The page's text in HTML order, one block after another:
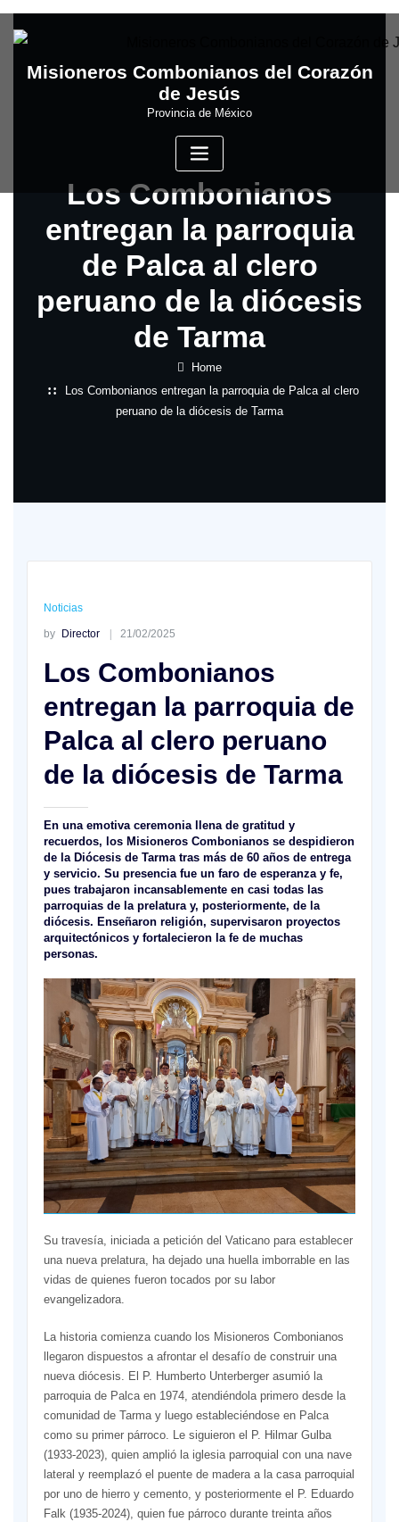
to
Misioneros Combonianos del Corazón
de Jesús
Provincia de México
Los Combonianos
entregan la parroquia
de Palca al clero
peruano de la diócesis
de Tarma
Home
Los Combonianos entregan la parroquia de Palca al clero
peruano de la diócesis de Tarma
Noticias
by Director 21/02/2025
Los Combonianos
entregan la parroquia de
Palca al clero peruano
de la diócesis de Tarma
En una emotiva ceremonia llena de gratitud y
recuerdos, los Misioneros Combonianos se despidieron
de la Diócesis de Tarma tras más de 60 años de entrega
y servicio. Su presencia fue un faro de esperanza y fe,
pues trabajaron incansablemente en casi todas las
parroquias de la prelatura y, posteriormente, de la
diócesis. Enseñaron religión, supervisaron proyectos
arquitectónicos y fortalecieron la fe de muchas
personas.
Su travesía, iniciada a petición del Vaticano para establecer
una nueva prelatura, ha dejado una huella imborrable en las
vidas de quienes fueron tocados por su labor
evangelizadora.
La historia comienza cuando los Misioneros Combonianos
llegaron dispuestos a afrontar el desafío de construir una
nueva diócesis. El P. Humberto Unterberger asumió la
parroquia de Palca en 1974, atendiéndola primero desde la
comunidad de Tarma y luego estableciéndose en Palca
como su primer párroco. Le siguieron el P. Hilmar Gulba
(1933-2023), quien amplió la iglesia parroquial con una nave
lateral y reemplazó el puente de madera a la casa parroquial
por uno de hierro y cemento, y posteriormente el P. Eduardo
Falk (1935-2024), quien fue párroco durante treinta años